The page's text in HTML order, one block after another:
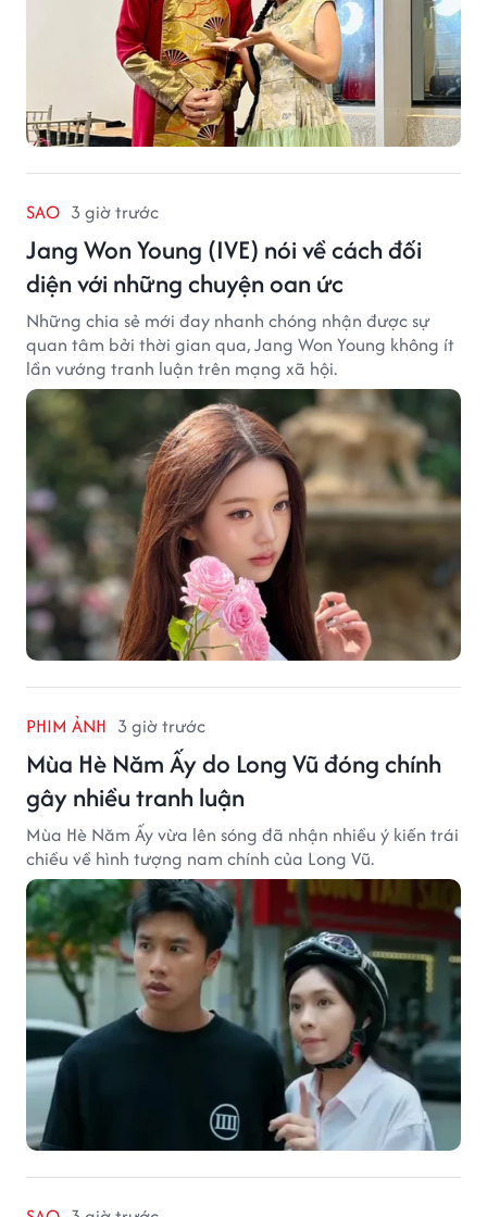
SAO 3 giờ trước
Jang Won Young (IVE) nói về cách đối
diện với những chuyện oan ức
Những chia sẻ mới đay nhanh chóng nhận được sự
quan tâm bởi thời gian qua, Jang Won Young không ít
lần vướng tranh luận trên mạng xã hội.
PHIM ẢNH 3 giờ trước
Mùa Hè Năm Ấy do Long Vũ đóng chính
gây nhiều tranh luận
Mùa Hè Năm Ấy vừa lên sóng đã nhận nhiều ý kiến trái
chiều về hình tượng nam chính của Long Vũ.